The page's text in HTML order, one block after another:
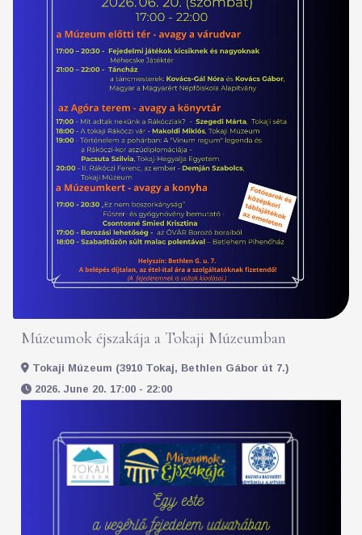
Múzeumok éjszakája a Tokaji Múzeumban
Tokaji Múzeum (3910 Tokaj, Bethlen Gábor út 7.)
2026. June 20. 17:00 - 22:00